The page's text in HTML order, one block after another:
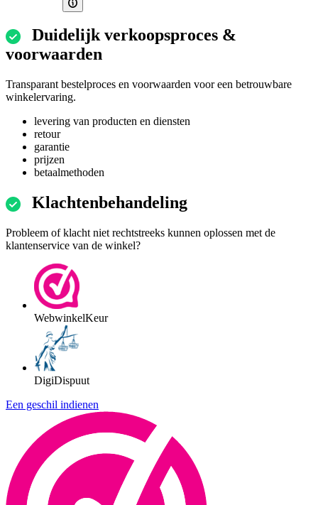
Duidelijk verkoopsproces &
voorwaarden
Transparant bestelproces en voorwaarden voor een betrouwbare
winkelervaring.
levering van producten en diensten
retour
garantie
prijzen
betaalmethoden
Klachtenbehandeling
Probleem of klacht niet rechtstreeks kunnen oplossen met de
klantenservice van de winkel?
WebwinkelKeur
DigiDispuut
Een geschil indienen